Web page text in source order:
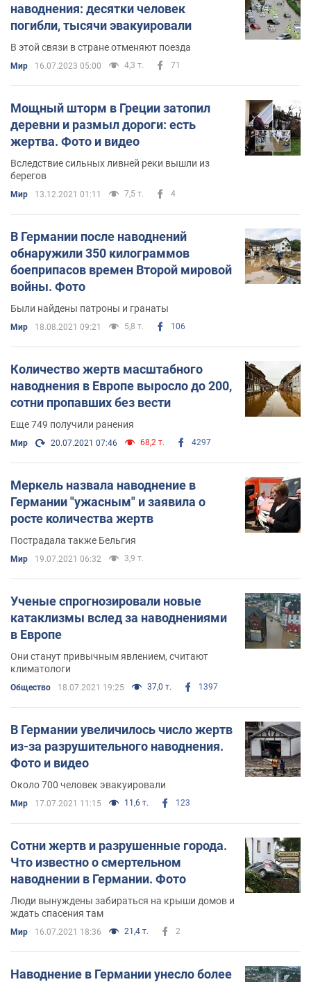
наводнения: десятки человек
погибли, тысячи эвакуировали
В этой связи в стране отменяют поезда
Мир 16.07.2023 05:00 4,3 т. 71
Мощный шторм в Греции затопил
деревни и размыл дороги: есть
жертва. Фото и видео
Вследствие сильных ливней реки вышли из
берегов
Мир 13.12.2021 01:11 7,5 т. 4
В Германии после наводнений
обнаружили 350 килограммов
боеприпасов времен Второй мировой
войны. Фото
Были найдены патроны и гранаты
Мир 18.08.2021 09:21 5,8 т. 106
Количество жертв масштабного
наводнения в Европе выросло до 200,
сотни пропавших без вести
Еще 749 получили ранения
Мир 20.07.2021 07:46 68,2 т. 4297
Меркель назвала наводнение в
Германии "ужасным" и заявила о
росте количества жертв
Пострадала также Бельгия
Мир 19.07.2021 06:32 3,9 т.
Ученые спрогнозировали новые
катаклизмы вслед за наводнениями
в Европе
Они станут привычным явлением, считают
климатологи
Общество 18.07.2021 19:25 37,0 т. 1397
В Германии увеличилось число жертв
из-за разрушительного наводнения.
Фото и видео
Около 700 человек эвакуировали
Мир 17.07.2021 11:15 11,6 т. 123
Сотни жертв и разрушенные города.
Что известно о смертельном
наводнении в Германии. Фото
Люди вынуждены забираться на крыши домов и
ждать спасения там
Мир 16.07.2021 18:36 21,4 т. 2
Наводнение в Германии унесло более